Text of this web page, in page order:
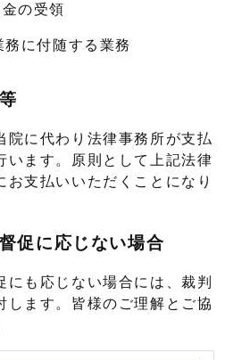
の受領
に付随する業務
に代わり法律事務所が支払
います。原則として上記法律
支払いいただくことになり
促に応じない場合
も応じない場合には、裁判
します。皆様のご理解とご協